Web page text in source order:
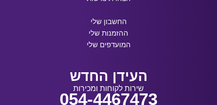
החשבון שלי
ההזמנות שלי
המועדפים שלי
העידן החדש
שירות לקוחות ומכירות
054-4467473